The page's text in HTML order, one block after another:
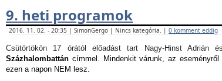
9. heti programok
2016. 11. 02. - 20:35 | SimonGergo | Nincs kategória. | 0 komment eddig
Csütörtökön 17 órától előadást tart Nagy-Hinst
Százhalombattán címmel. Mindenkit várunk, az eseményről
ezen a napon NEM lesz.